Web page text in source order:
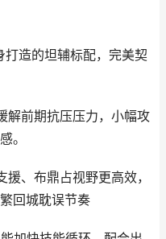
打造的坦辅标配，完美契
解前期抗压压力，小幅攻
。
、布鼎占视野更高效，
回城耽误节奏